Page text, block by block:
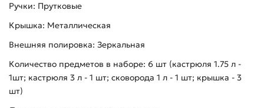
Ручки: Прутковые
Крышка: Металлическая
Внешняя полировка: Зеркальная
Количество предметов в наборе: 6 шт (кастрюля 1.75 л -
1шт; кастрюля 3 л - 1 шт; сковорода 1 л - 1 шт; крышка - 3
шт)